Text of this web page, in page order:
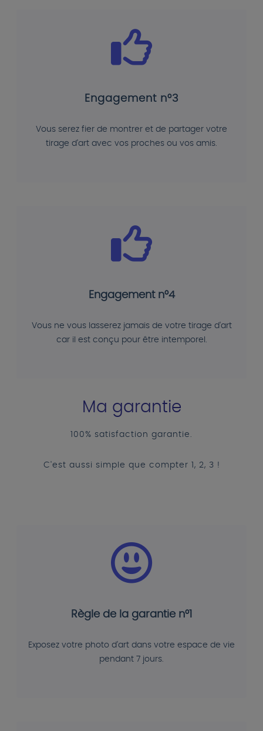
Engagement n°3
Vous serez fier de montrer et de partager votre
tirage d'art avec vos proches ou vos amis.
Engagement n°4
Vous ne vous lasserez jamais de votre tirage d'art
car il est conçu pour être intemporel.
Ma garantie
100% satisfaction garantie.
C'est aussi simple que compter 1, 2, 3 !
Règle de la garantie n°1
Exposez votre photo d'art dans votre espace de vie
pendant 7 jours.